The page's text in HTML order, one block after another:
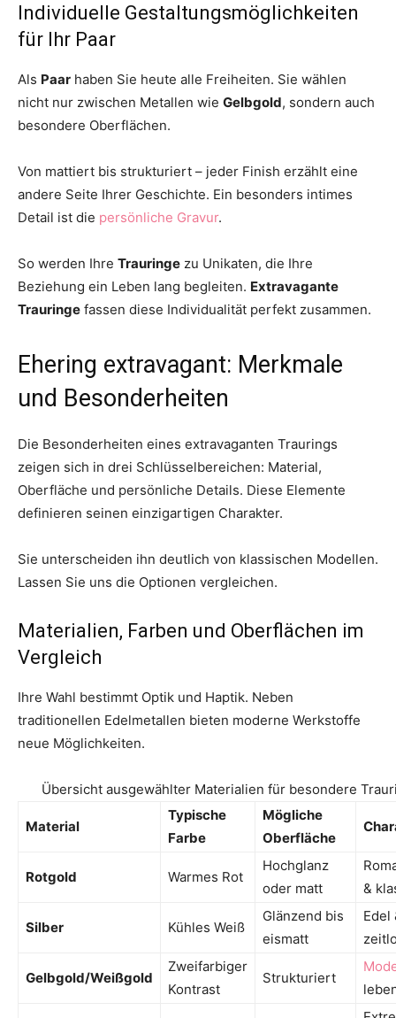
Individuelle Gestaltungsmöglichkeiten
für Ihr Paar
Als Paar haben Sie heute alle Freiheiten. Sie wählen
nicht nur zwischen Metallen wie Gelbgold, sondern auch
besondere Oberflächen.
Von mattiert bis strukturiert – jeder Finish erzählt eine
andere Seite Ihrer Geschichte. Ein besonders intimes
Detail ist die persönliche Gravur.
So werden Ihre Trauringe zu Unikaten, die Ihre
Beziehung ein Leben lang begleiten. Extravagante
Trauringe fassen diese Individualität perfekt zusammen.
Ehering extravagant: Merkmale
und Besonderheiten
Die Besonderheiten eines extravaganten Traurings
zeigen sich in drei Schlüsselbereichen: Material,
Oberfläche und persönliche Details. Diese Elemente
definieren seinen einzigartigen Charakter.
Sie unterscheiden ihn deutlich von klassischen Modellen.
Lassen Sie uns die Optionen vergleichen.
Materialien, Farben und Oberflächen im
Vergleich
Ihre Wahl bestimmt Optik und Haptik. Neben
traditionellen Edelmetallen bieten moderne Werkstoffe
neue Möglichkeiten.
Übersicht ausgewählter Materialien für besondere
Material
Typische
Farbe
Mögliche
Oberfläche
Rotgold Warmes Rot
Hochglanz
oder matt
&
Silber Kühles Weiß
Glänzend bis
eismatt
Edel
Gelbgold/Weißgold
Zweifarbiger
Kontrast
Strukturiert